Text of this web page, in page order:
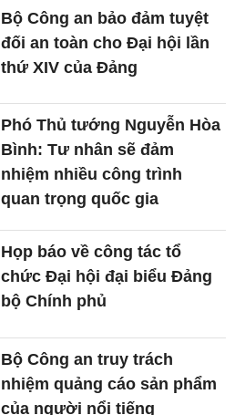
Bộ Công an bảo đảm tuyệt
đối an toàn cho Đại hội lần
thứ XIV của Đảng
Phó Thủ tướng Nguyễn Hòa
Bình: Tư nhân sẽ đảm
nhiệm nhiều công trình
quan trọng quốc gia
Họp báo về công tác tổ
chức Đại hội đại biểu Đảng
bộ Chính phủ
Bộ Công an truy trách
nhiệm quảng cáo sản phẩm
của người nổi tiếng